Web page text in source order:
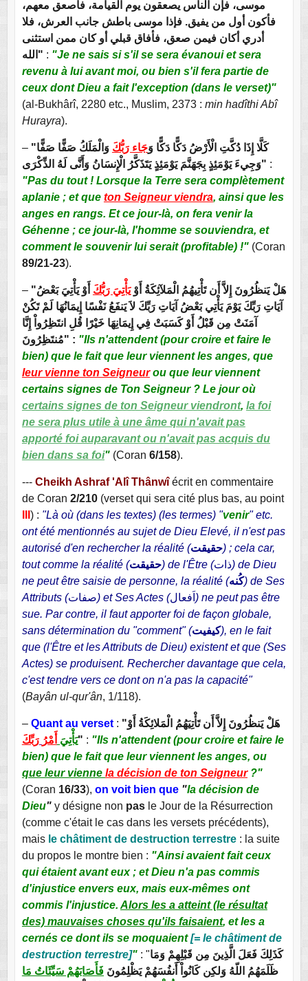
موسى، فإن الناس يصعقون يوم القيامة، فأصعق معهم،
فأكون أول من يفيق. فإذا موسى باطش جانب العرش، فلا
أدري أكان فيمن صعق، فأفاق قبلي أو كان ممن استثنى
الله" : "Je ne sais si s'il se sera évanoui et sera
revenu à lui avant moi, ou bien s'il fera partie de
ceux dont Dieu a fait l'exception (dans le verset)"
(al-Bukhârî, 2280 etc., Muslim, 2373 : min hadîthi Abî
Hurayra).
– "كَلَّا إِذَا دُكَّتِ الْأَرْضُ دَكًّا دَكًّا وَجَاء رَبُّكَ وَالْمَلَكُ صَفًّا صَفًّا
وَجِيءَ يَوْمَئِذٍ بِجَهَنَّمَ يَوْمَئِذٍ يَتَذَكَّرُ الْإِنسَانُ وَأَنَّى لَهُ الذِّكْرَى" :
"Pas du tout ! Lorsque la Terre sera complètement
aplanie ; et que ton Seigneur viendra, ainsi que les
anges en rangs. Et ce jour-là, on fera venir la
Géhenne ; ce jour-là, l'homme se souviendra, et
comment le souvenir lui serait (profitable) !" (Coran
89/21-23).
– "هَلْ يَنظُرُونَ إِلاَّ أَن تَأْتِيهُمُ الْمَلآئِكَةُ أَوْيَأْتِيَ رَبُّكَ أَوْ يَأْتِيَ بَعْضُ
آيَاتِ رَبِّكَ يَوْمَ يَأْتِي بَعْضُ آيَاتِ رَبِّكَ لاَ يَنفَعُ نَفْسًا إِيمَانُهَا لَمْ تَكُنْ
آمَنَتْ مِن قَبْلُ أَوْ كَسَبَتْ فِي إِيمَانِهَا خَيْرًا قُلِ انتَظِرُواْ إِنَّا
مُنتَظِرُونَ" : "Ils n'attendent (pour croire et faire le
bien) que le fait que leur viennent les anges, que
leur vienne ton Seigneurou que leur viennent
certains signes de Ton Seigneur ? Le jour où
certains signes de ton Seigneur viendront, la foi
ne sera plus utile à une âme qui n'avait pas
apporté foi auparavant ou n'avait pas acquis du
bien dans sa foi"(Coran 6/158).
--- Cheikh Ashraf 'Alî Thânwîécrit en commentaire
de Coran 2/210(verset qui sera cité plus bas, au point
) : "Là où (dans les textes) (les termes) "venir" etc.
ont été mentionnés au sujet de Dieu Elevé, il n'est pas
autorisé d'en rechercher la réalité (حقيقت) ; cela car,
tout comme la réalité (حقيقت) de l'Être (ذات) de Dieu
ne peut être saisie de personne, la réalité (كُنه) de Ses
Attributs (صفات) et Ses Actes (اَفعال ) ne peut pas être
sue. Par contre, il faut apporter foi de façon globale,
sans détermination du "comment" (كيفيت), en le fait
que (l'Être et les Attributs de Dieu) existent et que (Ses
Actes) se produisent. Rechercher davantage que cela,
c'est tendre vers ce dont on n'a pas la capacité"
(Bayân ul-qur'ân, 1/118).
– Quant au verset:
"هَلْ يَنظُرُونَ إِلاَّ أَن تَأْتِيَهُمُ الْمَلائِكَةُ أَوْ
يَأْتِيَ أَمْرُ رَبِّكَ " : "Ils n'attendent (pour croire et faire le
bien) que le fait que leur viennent les anges, ou
que leur vienne la décision de ton Seigneur?"
(Coran 16/33), on voit bien que "la décision de
Dieu"y désigne non pasle Jour de la Résurrection
(comme c'était le cas dans les versets précédents),
mais le châtiment de destruction terrestre: la suite
du propos le montre bien : "Ainsi avaient fait ceux
qui étaient avant eux ; et Dieu n'a pas commis
d'injustice envers eux, mais eux-mêmes ont
commis l'injustice. Alors les a atteint (le résultat
des) mauvaises choses qu'ils faisaient, et les a
cernés ce dont ils se moquaient[= le châtiment de
destruction terrestre]": "كَذَلِكَ فَعَلَ الَّذِينَ مِن قَبْلِهِمْ وَمَا
ظَلَمَهُمُ اللّهُ وَلكِن كَانُواْ أَنفُسَهُمْ يَظْلِمُونَفَأَصَابَهُمْ سَيِّئَاتُ مَا